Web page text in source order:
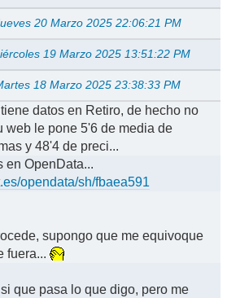
20 Marzo 2025 22:06:21 PM
19 Marzo 2025 13:51:22 PM
18 Marzo 2025 23:38:33 PM
datos en Retiro, de hecho no
web le pone 5'6 de media de
y 48'4 de preci...
en OpenData...
opendata/sh/fbaea591
supongo que me equivoque
fuera...
que pasa lo que digo, pero me